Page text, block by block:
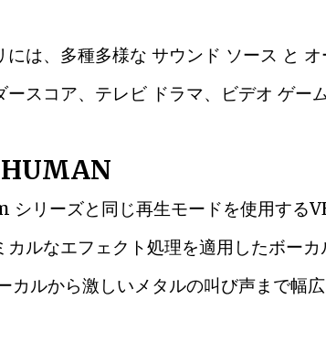
には、多種多様な サウンド ソース と
ースコア、テレビ ドラマ、ビデオ ゲー
HUMAN
シリーズと同じ再生モードを使用す
カルなエフェクト処理を適用したボー
カルから激しいメタルの叫び声まで幅